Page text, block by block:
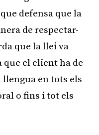
defensa que la
de respectar-
que la llei va
que el client ha de
llengua en tots els
o fins i tot els